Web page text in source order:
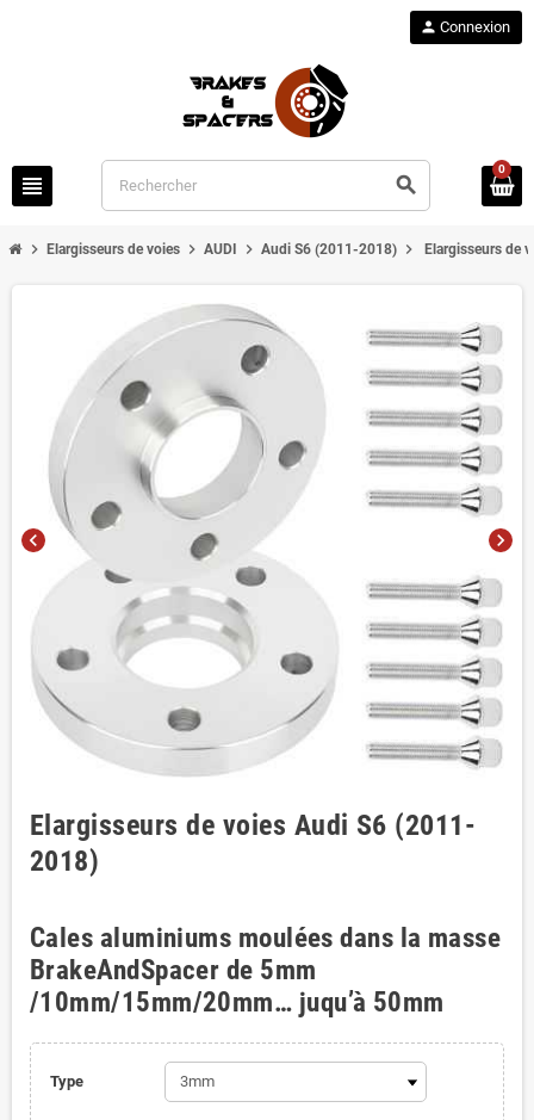
view_headline search
person Connexion
0
chevron_right Elargisseurs de voies chevron_right AUDI chevron_right Audi S6 (2011-2018) chevron_right Elargisseurs de
chevron_left chevron_right
Elargisseurs de voies Audi S6 (2011-
2018)
Cales aluminiums moulées dans la masse
BrakeAndSpacer de 5mm
/10mm/15mm/20mm… juqu’à 50mm
Type